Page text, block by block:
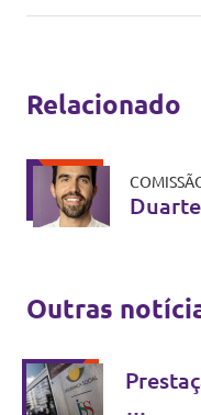
Relacionado
Outras